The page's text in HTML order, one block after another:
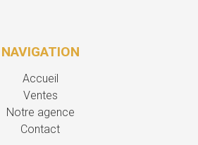
NAVIGATION
Accueil
Ventes
Notre agence
Contact